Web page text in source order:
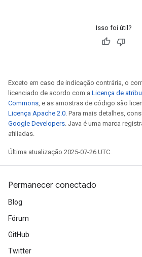
Isso foi útil?
Exceto em caso de indicação contrária, o
licenciado de acordo com a Licença de
Commons, e as amostras de código são
Licença Apache 2.0. Para mais detalhes,
Google Developers. Java é uma marca
afiliadas.
Última atualização 2025-07-26 UTC.
Permanecer conectado
Blog
Fórum
GitHub
Twitter